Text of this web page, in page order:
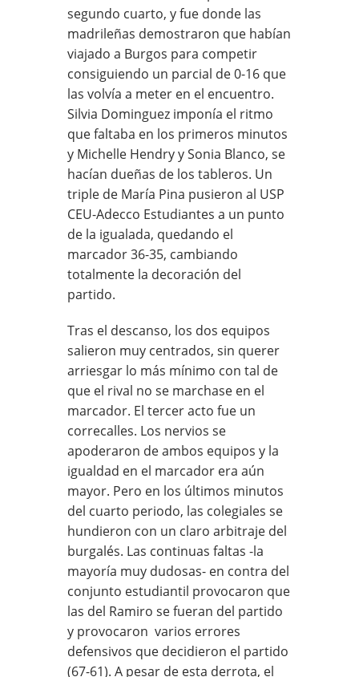
segundo cuarto, y fue donde las
madrileñas demostraron que habían
viajado a Burgos para competir
consiguiendo un parcial de 0-16 que
las volvía a meter en el encuentro.
Silvia Dominguez imponía el ritmo
que faltaba en los primeros minutos
y Michelle Hendry y Sonia Blanco, se
hacían dueñas de los tableros. Un
triple de María Pina pusieron al USP
CEU-Adecco Estudiantes a un punto
de la igualada, quedando el
marcador 36-35, cambiando
totalmente la decoración del
partido.
Tras el descanso, los dos equipos
salieron muy centrados, sin querer
arriesgar lo más mínimo con tal de
que el rival no se marchase en el
marcador. El tercer acto fue un
correcalles. Los nervios se
apoderaron de ambos equipos y la
igualdad en el marcador era aún
mayor. Pero en los últimos minutos
del cuarto periodo, las colegiales se
hundieron con un claro arbitraje del
burgalés. Las continuas faltas -la
mayoría muy dudosas- en contra del
conjunto estudiantil provocaron que
las del Ramiro se fueran del partido
y provocaron varios errores
defensivos que decidieron el partido
(67-61). A pesar de esta derrota, el